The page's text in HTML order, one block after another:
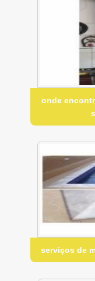
onde
serviços de